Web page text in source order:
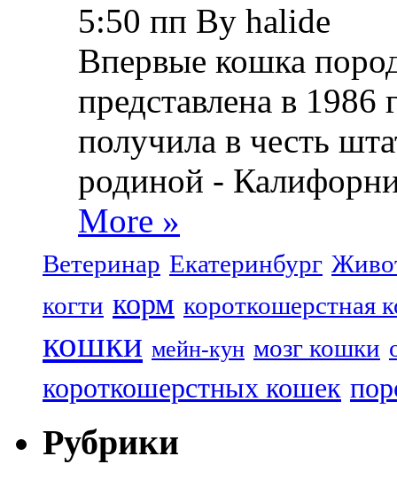
5:50 пп By halide
Впервые кошка
представлена в 1986
получила в честь
родиной -
More »
Ветеринар Екатеринбург
когти корм короткошерстная
кошки мейн-кун мозг кошки
короткошерстных кошек
Рубрики